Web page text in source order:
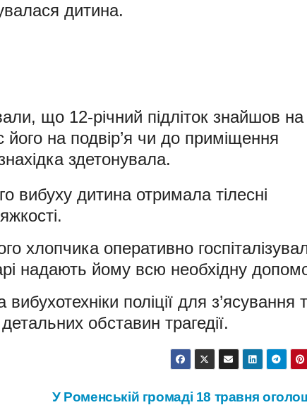
дитина.
що 12-річний підліток знайшов на
його на подвір’я чи до приміщення
здетонувала.
вибуху дитина отримала тілесні
хлопчика оперативно
надають йому всю необхідну
поліції для з’ясування
обставин трагедії.
У Роменській громаді 18 травня